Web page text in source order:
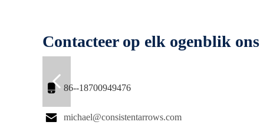
Contacteer op elk ogenblik ons
 86--18700949476
 michael@consistentarrows.com